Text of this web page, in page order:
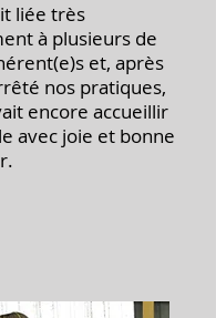
liée très
à plusieurs de
et, après
nos pratiques,
encore accueillir
avec joie et bonne